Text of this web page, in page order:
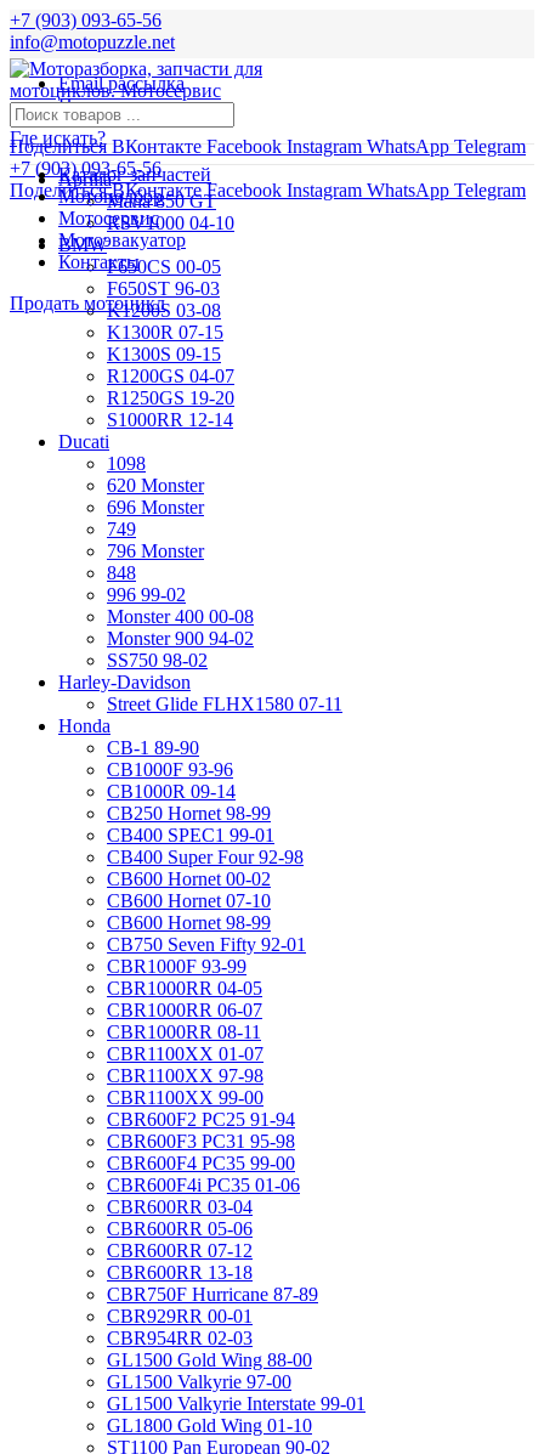
+7 (903) 093-65-56
info@motopuzzle.net
Email рассылка
Новости
Поделиться ВКонтакте Facebook Instagram WhatsApp Telegram
+7 (903) 093-65-56
Поделиться ВКонтакте Facebook Instagram WhatsApp Telegram
Где искать?
Aprilia
Mana 850 GT
RSV1000 04-10
BMW
F650CS 00-05
F650ST 96-03
K1200S 03-08
K1300R 07-15
K1300S 09-15
R1200GS 04-07
R1250GS 19-20
S1000RR 12-14
Ducati
1098
620 Monster
696 Monster
749
796 Monster
848
996 99-02
Monster 400 00-08
Monster 900 94-02
SS750 98-02
Harley-Davidson
Street Glide FLHX1580 07-11
Honda
CB-1 89-90
CB1000F 93-96
CB1000R 09-14
CB250 Hornet 98-99
CB400 SPEC1 99-01
CB400 Super Four 92-98
CB600 Hornet 00-02
CB600 Hornet 07-10
CB600 Hornet 98-99
CB750 Seven Fifty 92-01
CBR1000F 93-99
CBR1000RR 04-05
CBR1000RR 06-07
CBR1000RR 08-11
CBR1100XX 01-07
CBR1100XX 97-98
CBR1100XX 99-00
CBR600F2 PC25 91-94
CBR600F3 PC31 95-98
CBR600F4 PC35 99-00
CBR600F4i PC35 01-06
CBR600RR 03-04
CBR600RR 05-06
CBR600RR 07-12
CBR600RR 13-18
CBR750F Hurricane 87-89
CBR929RR 00-01
CBR954RR 02-03
GL1500 Gold Wing 88-00
GL1500 Valkyrie 97-00
GL1500 Valkyrie Interstate 99-01
GL1800 Gold Wing 01-10
ST1100 Pan European 90-02
Каталог запчастей
Мотоподбор
Мотосервис
Мотоэвакуатор
Контакты
Продать мотоцикл